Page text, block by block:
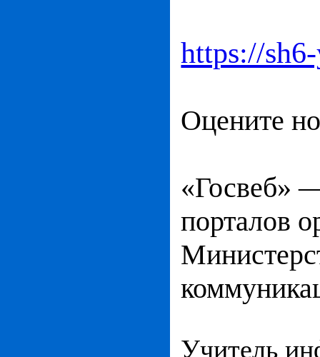
https://
Оцените
«Госвеб»
порталов
Учитель